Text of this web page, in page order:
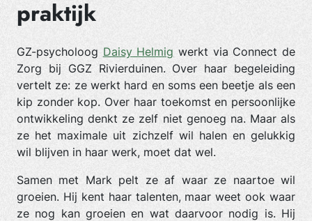
praktijk
GZ-psycholoog Daisy Helmig werkt via Connect de
Zorg bij GGZ Rivierduinen. Over haar begeleiding
vertelt ze: ze werkt hard en soms een beetje als een
kip zonder kop. Over haar toekomst en persoonlijke
ontwikkeling denkt ze zelf niet genoeg na. Maar als
ze het maximale uit zichzelf wil halen en gelukkig
wil blijven in haar werk, moet dat wel.
Samen met Mark pelt ze af waar ze naartoe wil
groeien. Hij kent haar talenten, maar weet ook waar
ze nog kan groeien en wat daarvoor nodig is. Hij